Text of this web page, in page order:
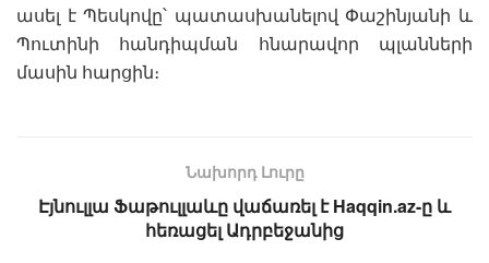
ասել է Պեսկովը՝ պատասխանելով Փաշինյանի և
Պուտինի հանդիպման հնարավոր պլանների
մասին հարցին։
Նախորդ Լուրը
Էյնուլլա Ֆաթուլլաևը վաճառել է Haqqin.az-ը և
հեռացել Ադրբեջանից